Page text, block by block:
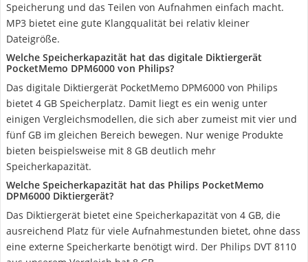
Speicherung und das Teilen von Aufnahmen einfach macht.
MP3 bietet eine gute Klangqualität bei relativ kleiner
Dateigröße.
Welche Speicherkapazität hat das digitale Diktiergerät
PocketMemo DPM6000 von Philips?
Das digitale Diktiergerät PocketMemo DPM6000 von Philips
bietet 4 GB Speicherplatz. Damit liegt es ein wenig unter
einigen Vergleichsmodellen, die sich aber zumeist mit vier und
fünf GB im gleichen Bereich bewegen. Nur wenige Produkte
bieten beispielsweise mit 8 GB deutlich mehr
Speicherkapazität.
Welche Speicherkapazität hat das Philips PocketMemo
DPM6000 Diktiergerät?
Das Diktiergerät bietet eine Speicherkapazität von 4 GB, die
ausreichend Platz für viele Aufnahmestunden bietet, ohne dass
eine externe Speicherkarte benötigt wird. Der Philips DVT 8110